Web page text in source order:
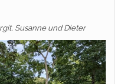
Susanne und Dieter